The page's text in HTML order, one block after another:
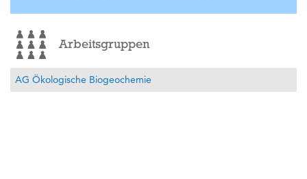
Arbeitsgruppen
AG Ökologische Biogeochemie